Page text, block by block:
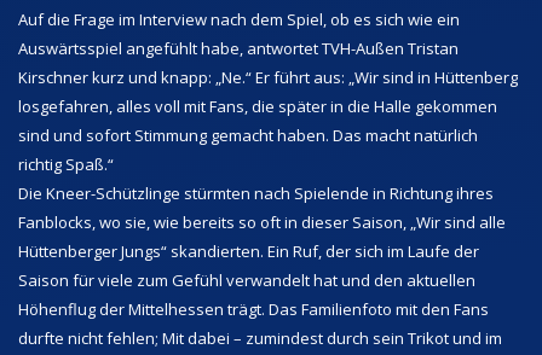
Auf die Frage im Interview nach dem Spiel, ob es sich wie ein
Auswärtsspiel angefühlt habe, antwortet TVH-Außen Tristan
Kirschner kurz und knapp: „Ne.“ Er führt aus: „Wir sind in Hüttenberg
losgefahren, alles voll mit Fans, die später in die Halle gekommen
sind und sofort Stimmung gemacht haben. Das macht natürlich
richtig Spaß.“
Die Kneer-Schützlinge stürmten nach Spielende in Richtung ihres
Fanblocks, wo sie, wie bereits so oft in dieser Saison, „Wir sind alle
Hüttenberger Jungs“ skandierten. Ein Ruf, der sich im Laufe der
Saison für viele zum Gefühl verwandelt hat und den aktuellen
Höhenflug der Mittelhessen trägt. Das Familienfoto mit den Fans
durfte nicht fehlen; Mit dabei – zumindest durch sein Trikot und im